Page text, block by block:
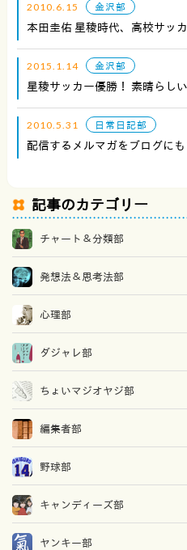
2010.6.15 金沢部
本田圭佑 星稜時代、高校サッ
2015.1.14 金沢部
星稜サッカー優勝！ 素晴らし
2010.5.31 日常日記部
配信するメルマガをブログに
記事のカテゴリー
チャート＆分類部
発想法＆思考法部
心理部
ダジャレ部
ちょいマジオヤジ部
編集者部
野球部
キャンディーズ部
ヤンキー部